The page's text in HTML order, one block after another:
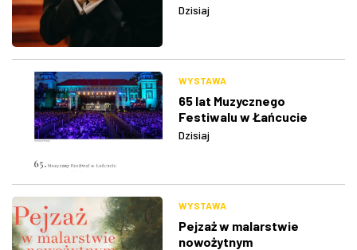
Dzisiaj
WYSTAWA
65 lat Muzycznego
Festiwalu w Łańcucie
Dzisiaj
WYSTAWA
Pejzaż w malarstwie
nowożytnym